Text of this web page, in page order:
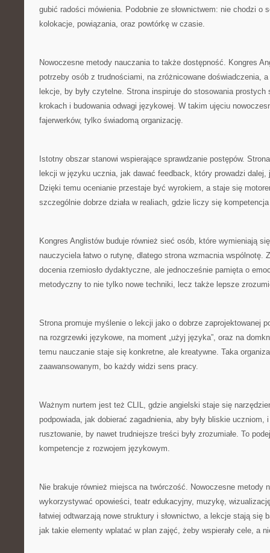
gubić radości mówienia. Podobnie ze słownictwem: nie chodzi o
kolokacje, powiązania, oraz powtórkę w czasie.
Nowoczesne metody nauczania to także dostępność. Kongres
potrzeby osób z trudnościami, na zróżnicowane doświadczenia,
lekcje, by były czytelne. Strona inspiruje do stosowania prostych
krokach i budowania odwagi językowej. W takim ujęciu
fajerwerków, tylko świadomą organizację.
Istotny obszar stanowi wspierające sprawdzanie postępów.
lekcji w języku ucznia, jak dawać feedback, który prowadzi dalej,
Dzięki temu ocenianie przestaje być wyrokiem, a staje się
szczególnie dobrze działa w realiach, gdzie liczy się
Kongres Anglistów buduje również sieć osób, które wymieniają
nauczyciela łatwo o rutynę, dlatego strona wzmacnia wspólnotę.
docenia rzemiosło dydaktyczne, ale jednocześnie pamięta o
metodyczny to nie tylko nowe techniki, lecz także lepsze
Strona promuje myślenie o lekcji jako o dobrze zaprojektowanej
na rozgrzewki językowe, na moment „użyj języka”, oraz na
temu nauczanie staje się konkretne, ale kreatywne. Taka
zaawansowanym, bo każdy widzi sens pracy.
Ważnym nurtem jest też CLIL, gdzie angielski staje się
podpowiada, jak dobierać zagadnienia, aby były bliskie uczniom,
rusztowanie, by nawet trudniejsze treści były zrozumiałe. To
kompetencje z rozwojem językowym.
Nie brakuje również miejsca na twórczość. Nowoczesne metody
wykorzystywać opowieści, teatr edukacyjny, muzykę,
łatwiej odtwarzają nowe struktury i słownictwo, a lekcje stają się
jak takie elementy wplatać w plan zajęć, żeby wspierały cele, a